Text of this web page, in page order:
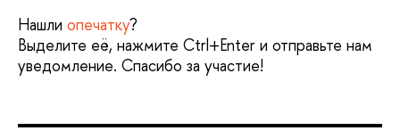
Нашли опечатку?
Выделите её, нажмите Ctrl+Enter и отправьте нам
уведомление. Спасибо за участие!